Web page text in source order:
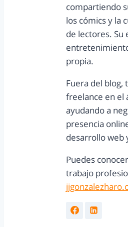
compartiendo
los cómics y la
de lectores. Su
propia.
Fuera del blog,
freelance en el
ayudando a
presencia
desarrollo web
Puedes
trabajo